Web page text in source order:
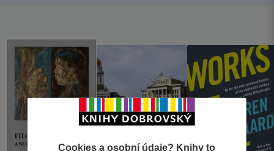
Cookies a osobní údaje? Knihy to